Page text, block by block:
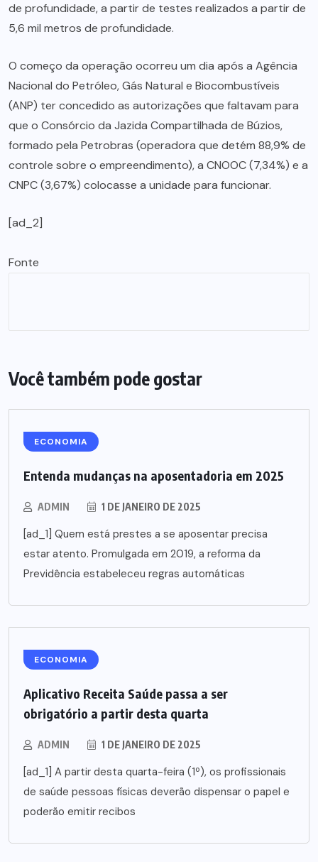
de profundidade, a partir de testes realizados a partir de
5,6 mil metros de profundidade.
O começo da operação ocorreu um dia após a Agência
Nacional do Petróleo, Gás Natural e Biocombustíveis
(ANP) ter concedido as autorizações que faltavam para
que o Consórcio da Jazida Compartilhada de Búzios,
formado pela Petrobras (operadora que detém 88,9% de
controle sobre o empreendimento), a CNOOC (7,34%) e a
CNPC (3,67%) colocasse a unidade para funcionar.
[ad_2]
Fonte
Você também pode gostar
ECONOMIA
Entenda mudanças na aposentadoria em 2025
ADMIN 1 DE JANEIRO DE 2025
[ad_1] Quem está prestes a se aposentar precisa
estar atento. Promulgada em 2019, a reforma da
Previdência estabeleceu regras automáticas
ECONOMIA
Aplicativo Receita Saúde passa a ser
obrigatório a partir desta quarta
ADMIN 1 DE JANEIRO DE 2025
[ad_1] A partir desta quarta-feira (1º), os profissionais
de saúde pessoas físicas deverão dispensar o papel e
poderão emitir recibos